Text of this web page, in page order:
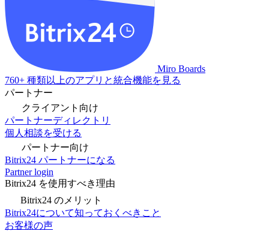
Miro Boards
760+ 種類以上のアプリと統合機能を見る
パートナー
クライアント向け
パートナーディレクトリ
個人相談を受ける
パートナー向け
Bitrix24 パートナーになる
Partner login
Bitrix24 を使用すべき理由
Bitrix24 のメリット
Bitrix24について知っておくべきこと
お客様の声